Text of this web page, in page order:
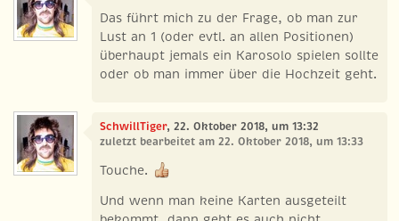
Das führt mich zu der Frage, ob man zur
Lust an 1 (oder evtl. an allen Positionen)
überhaupt jemals ein Karosolo spielen sollte
oder ob man immer über die Hochzeit geht.
SchwillTiger, 22. Oktober 2018, um 13:32
zuletzt bearbeitet am 22. Oktober 2018, um 13:33
Touche.
Und wenn man keine Karten ausgeteilt